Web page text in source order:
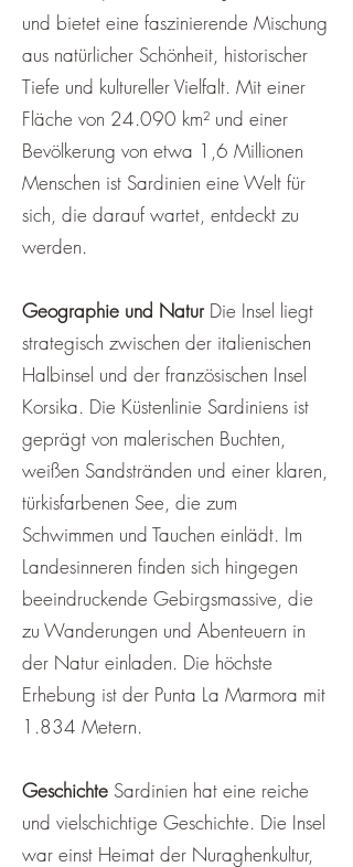
und bietet eine faszinierende Mischung
aus natürlicher Schönheit, historischer
Tiefe und kultureller Vielfalt. Mit einer
Fläche von 24.090 km² und einer
Bevölkerung von etwa 1,6 Millionen
Menschen ist Sardinien eine Welt für
sich, die darauf wartet, entdeckt zu
werden.
Geographie und NaturDie Insel liegt
strategisch zwischen der italienischen
Halbinsel und der französischen Insel
Korsika. Die Küstenlinie Sardiniens ist
geprägt von malerischen Buchten,
weißen Sandstränden und einer klaren,
türkisfarbenen See, die zum
Schwimmen und Tauchen einlädt. Im
Landesinneren finden sich hingegen
beeindruckende Gebirgsmassive, die
zu Wanderungen und Abenteuern in
der Natur einladen. Die höchste
Erhebung ist der Punta La Marmora mit
1.834 Metern.
Geschichte Sardinien hat eine reiche
und vielschichtige Geschichte. Die Insel
war einst Heimat der Nuraghenkultur,